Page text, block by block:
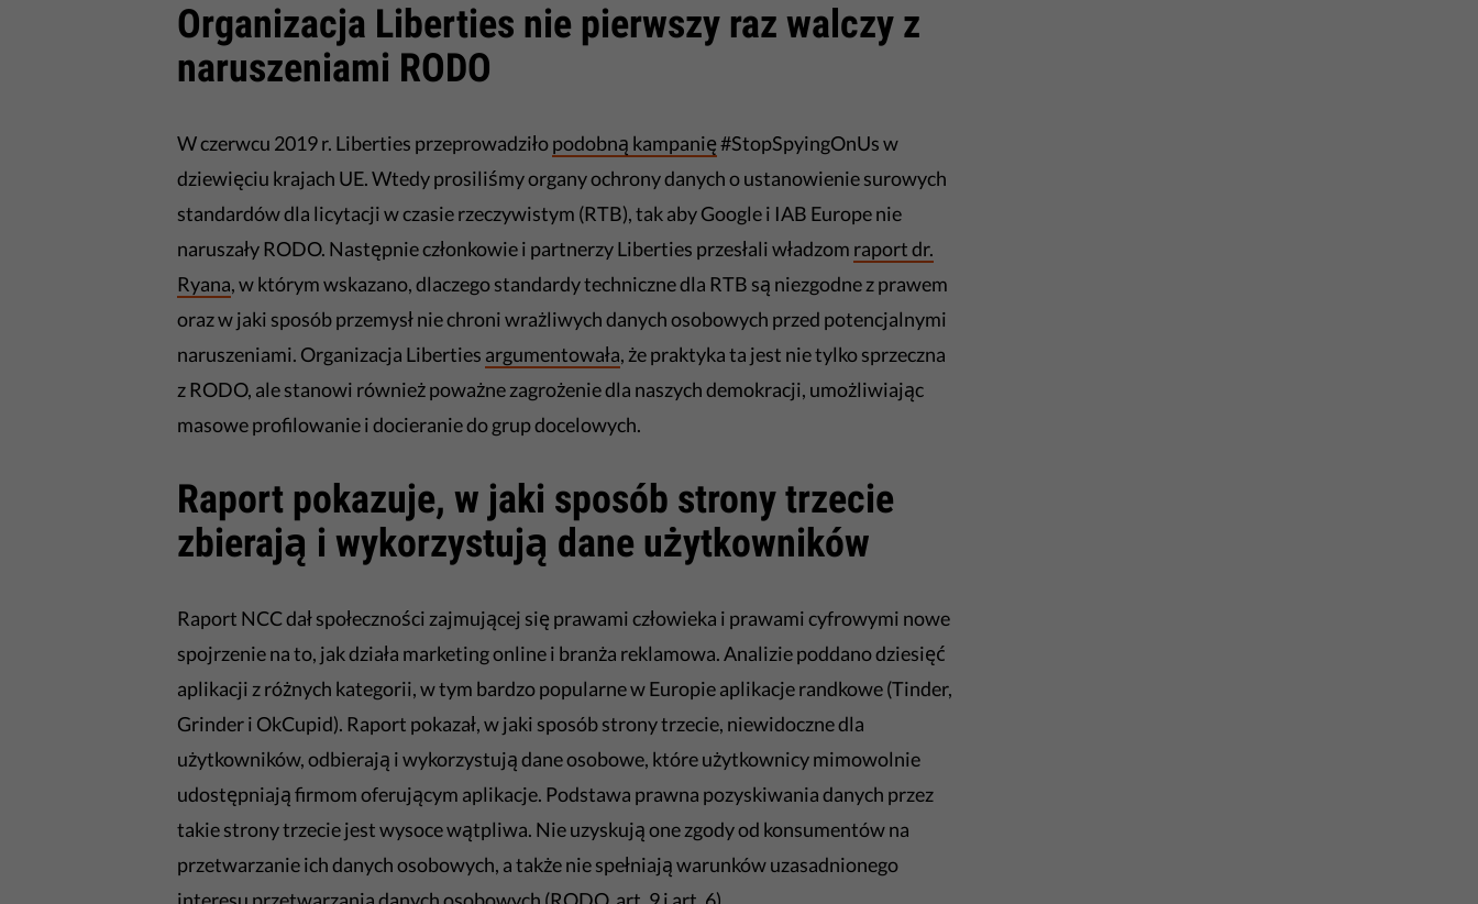
Organizacja Liberties nie pierwszy raz walczy z
naruszeniami RODO
W czerwcu 2019 r. Liberties przeprowadziłopodobną kampanię#StopSpyingOnUs w
dziewięciu krajach UE. Wtedy prosiliśmy organy ochrony danych o ustanowienie surowych
standardów dla licytacji w czasie rzeczywistym (RTB), tak aby Google i IAB Europe nie
naruszały RODO. Następnie członkowie i partnerzy Liberties przesłali władzom raport dr.
Ryana, w którym wskazano, dlaczego standardy techniczne dla RTB są niezgodne z prawem
oraz w jaki sposób przemysł nie chroni wrażliwych danych osobowych przed potencjalnymi
naruszeniami. Organizacja Liberties argumentowała, że praktyka ta jest nie tylko sprzeczna
z RODO, ale stanowi również poważne zagrożenie dla naszych demokracji, umożliwiając
masowe profilowanie i docieranie do grup docelowych.
Raport pokazuje, w jaki sposób strony trzecie
zbierają i wykorzystują dane użytkowników
Raport NCC dał społeczności zajmującej się prawami człowieka i prawami cyfrowymi nowe
spojrzenie na to, jak działa marketing online i branża reklamowa. Analizie poddano dziesięć
aplikacji z różnych kategorii, w tym bardzo popularne w Europie aplikacje randkowe (Tinder,
Grinder i OkCupid). Raport pokazał, w jaki sposób strony trzecie, niewidoczne dla
użytkowników, odbierają i wykorzystują dane osobowe, które użytkownicy mimowolnie
udostępniają firmom oferującym aplikacje. Podstawa prawna pozyskiwania danych przez
takie strony trzecie jest wysoce wątpliwa. Nie uzyskują one zgody od konsumentów na
przetwarzanie ich danych osobowych, a także nie spełniają warunków uzasadnionego